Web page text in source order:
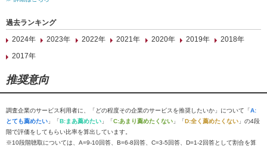
過去ランキング
2024年
2023年 2022年 2021年 2020年 2019年
2018年
2017年
推奨意向
調査企業のサービス利用者に、「どの程度その企業のサービスを推奨したいか」について「A:
とても薦めたい 」「B:まあ薦めたい 」「C:あまり薦めたくない 」「D:全く薦めたくない 」の4段
階で評価をしてもらい比率を算出しています。
※10段階聴取については、A=9-10回答、B=6-8回答、C=3-5回答、D=1-2回答として割合を算